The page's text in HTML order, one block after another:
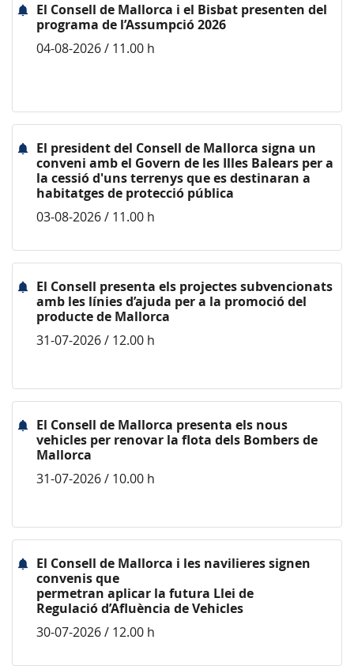
El Consell de Mallorca i el Bisbat presenten del
programa de l’Assumpció 2026
04-08-2026 / 11.00 h
El president del Consell de Mallorca signa un
conveni amb el Govern de les Illes Balears per a
la cessió d'uns terrenys que es destinaran a
habitatges de protecció pública
03-08-2026 / 11.00 h
El Consell presenta els projectes subvencionats
amb les línies d’ajuda per a la promoció del
producte de Mallorca
31-07-2026 / 12.00 h
El Consell de Mallorca presenta els nous
vehicles per renovar la flota dels Bombers de
Mallorca
31-07-2026 / 10.00 h
El Consell de Mallorca i les navilieres signen
convenis que
permetran aplicar la futura Llei de
Regulació d’Afluència de Vehicles
30-07-2026 / 12.00 h